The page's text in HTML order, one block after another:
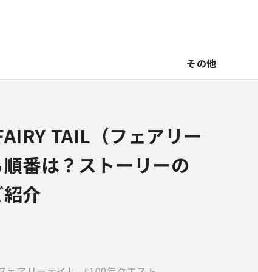
その他
TAIL（フェアリー
番は？ストーリーの
介